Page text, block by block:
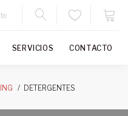
SERVICIOS CONTACTO
DETERGENTES